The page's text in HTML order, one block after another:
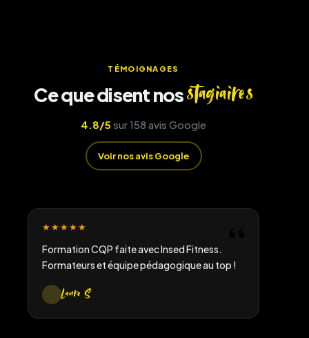
TÉMOIGNAGES
Ce que disent nosstagiaires
4.8/5 sur 158 avis Google
Voir nos avis Google
enrichissante sur le plan pratique et théorique
Formation CQP faite avec Insed Fitness.
Formateurs et équipe pédagogique au top !
Laure S